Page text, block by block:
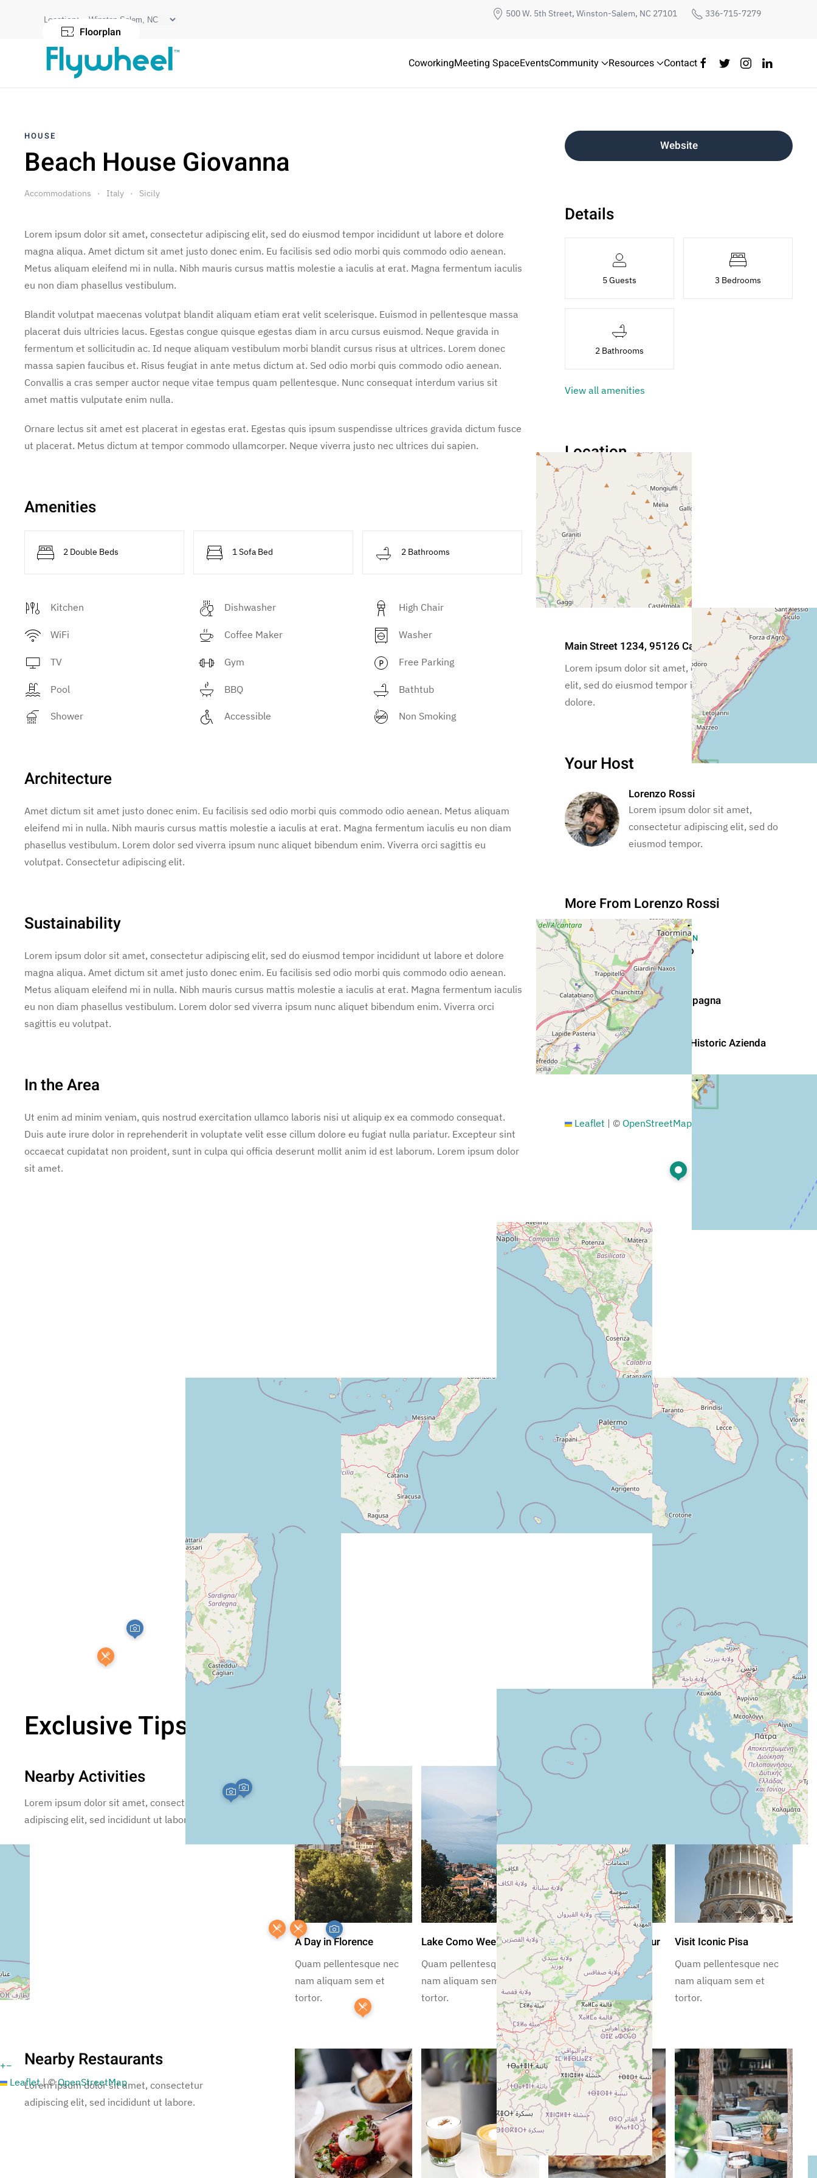
Location:
500 W. 5th Street, Winston-Salem, NC 27101 336-715-7279
CoworkingMeeting SpaceEventsCommunity Resources Contact
Floorplan
HOUSE
Beach House Giovanna
Accommodations Italy Sicily
Lorem ipsum dolor sit amet, consectetur adipiscing elit, sed do eiusmod tempor incididunt ut labore et dolore
magna aliqua. Amet dictum sit amet justo donec enim. Eu facilisis sed odio morbi quis commodo odio aenean.
Metus aliquam eleifend mi in nulla. Nibh mauris cursus mattis molestie a iaculis at erat. Magna fermentum iaculis
eu non diam phasellus vestibulum.
Blandit volutpat maecenas volutpat blandit aliquam etiam erat velit scelerisque. Euismod in pellentesque massa
placerat duis ultricies lacus. Egestas congue quisque egestas diam in arcu cursus euismod. Neque gravida in
fermentum et sollicitudin ac. Id neque aliquam vestibulum morbi blandit cursus risus at ultrices. Lorem donec
massa sapien faucibus et. Risus feugiat in ante metus dictum at. Sed odio morbi quis commodo odio aenean.
Convallis a cras semper auctor neque vitae tempus quam pellentesque. Nunc consequat interdum varius sit
amet mattis vulputate enim nulla.
Ornare lectus sit amet est placerat in egestas erat. Egestas quis ipsum suspendisse ultrices gravida dictum fusce
ut placerat. Metus dictum at tempor commodo ullamcorper. Neque viverra justo nec ultrices dui sapien.
Amenities
2 Double Beds 1 Sofa Bed 2 Bathrooms
Kitchen Dishwasher High Chair
WiFi Coffee Maker Washer
TV Gym Free Parking
Pool BBQ Bathtub
Shower Accessible Non Smoking
Architecture
Amet dictum sit amet justo donec enim. Eu facilisis sed odio morbi quis commodo odio aenean. Metus aliquam
eleifend mi in nulla. Nibh mauris cursus mattis molestie a iaculis at erat. Magna fermentum iaculis eu non diam
phasellus vestibulum. Lorem dolor sed viverra ipsum nunc aliquet bibendum enim. Viverra orci sagittis eu
volutpat. Consectetur adipiscing elit.
Sustainability
Lorem ipsum dolor sit amet, consectetur adipiscing elit, sed do eiusmod tempor incididunt ut labore et dolore
magna aliqua. Amet dictum sit amet justo donec enim. Eu facilisis sed odio morbi quis commodo odio aenean.
Metus aliquam eleifend mi in nulla. Nibh mauris cursus mattis molestie a iaculis at erat. Magna fermentum iaculis
eu non diam phasellus vestibulum. Lorem dolor sed viverra ipsum nunc aliquet bibendum enim. Viverra orci
sagittis eu volutpat.
In the Area
Ut enim ad minim veniam, quis nostrud exercitation ullamco laboris nisi ut aliquip ex ea commodo consequat.
Duis aute irure dolor in reprehenderit in voluptate velit esse cillum dolore eu fugiat nulla pariatur. Excepteur sint
occaecat cupidatat non proident, sunt in culpa qui officia deserunt mollit anim id est laborum. Lorem ipsum dolor
sit amet.
Website
Details
5 Guests 3 Bedrooms
2 Bathrooms
View all amenities
Location
Leaflet | © OpenStreetMap
Main Street 1234, 95126 Catania CT, Italy
Lorem ipsum dolor sit amet, consectetur adipiscing
elit, sed do eiusmod tempor incididunt ut labore et
dolore.
Your Host
Lorenzo Rossi
Lorem ipsum dolor sit amet,
consectetur adipiscing elit, sed do
eiusmod tempor.
More From Lorenzo Rossi
ROME REGION
Villa Lorenzo
TUSCANY
Casa di Campagna
Remodeled Historic Azienda
+−
Leaflet |©OpenStreetMap
Exclusive Tips
Nearby Activities
Lorem ipsum dolor sit amet, consectetur
adipiscing elit, sed incididunt ut labore.
A Day in Florence
Quam pellentesque nec
nam aliquam sem et
tortor.
Lake Como Weekend
Quam pellentesque nec
nam aliquam sem et
tortor.
Rome Free Walking Tour
Quam pellentesque nec
nam aliquam sem et
tortor.
Visit Iconic Pisa
Quam pellentesque nec
nam aliquam sem et
tortor.
Nearby Restaurants
Lorem ipsum dolor sit amet, consectetur
adipiscing elit, sed incididunt ut labore.